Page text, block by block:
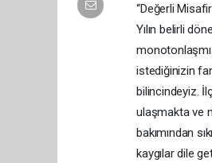
“Değerli
Yılın belirli
istediğinizin
bilincindeyiz.
ulaşmakta ve
bakımından
kaygılar dile